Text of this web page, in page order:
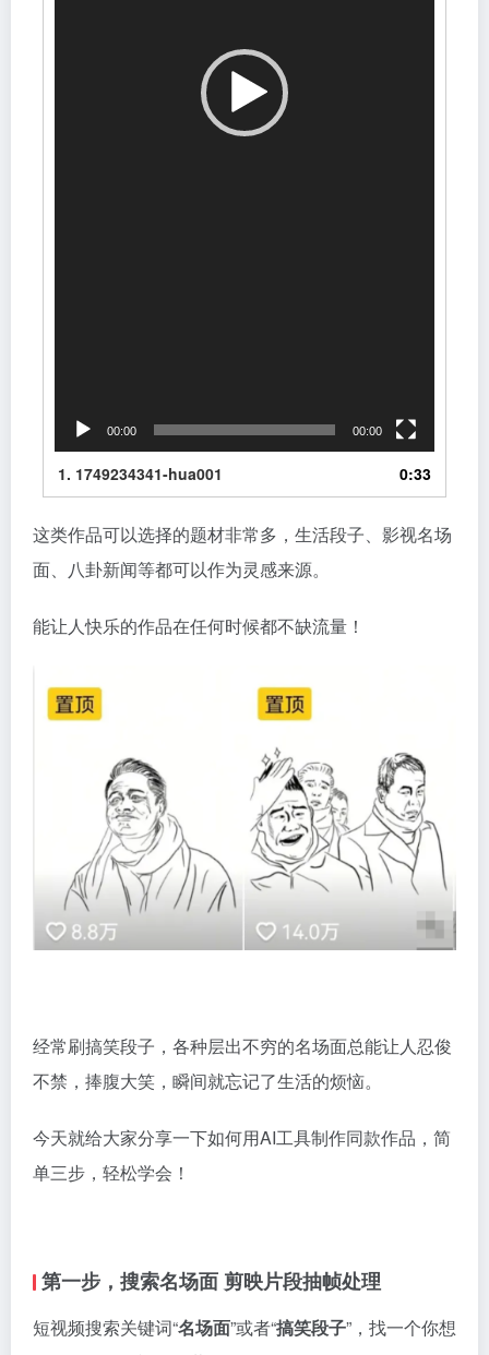
00:00 00:00
1. 1749234341-hua001 0:33
这类作品可以选择的题材非常多，生活段子、影视名场
面、八卦新闻等都可以作为灵感来源。
能让人快乐的作品在任何时候都不缺流量！
经常刷搞笑段子，各种层出不穷的名场面总能让人忍俊
不禁，捧腹大笑，瞬间就忘记了生活的烦恼。
今天就给大家分享一下如何用AI工具制作同款作品，简
单三步，轻松学会！
第一步，搜索名场面 剪映片段抽帧处理
短视频搜索关键词“名场面”或者“搞笑段子”，找一个你想